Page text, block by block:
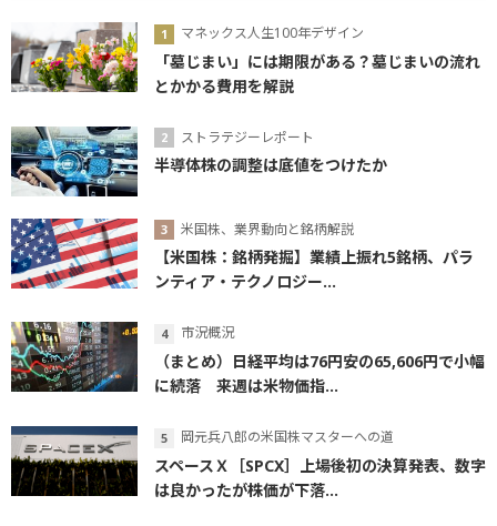
マネックス人生100年デザイン
「墓じまい」には期限がある？墓じまいの流れ
とかかる費用を解説
ストラテジーレポート
半導体株の調整は底値をつけたか
米国株、業界動向と銘柄解説
【米国株：銘柄発掘】業績上振れ5銘柄、パラ
ンティア・テクノロジー...
市況概況
（まとめ）日経平均は76円安の65,606円で小幅
に続落 来週は米物価指...
岡元兵八郎の米国株マスターへの道
スペースＸ［SPCX］上場後初の決算発表、数字
は良かったが株価が下落...